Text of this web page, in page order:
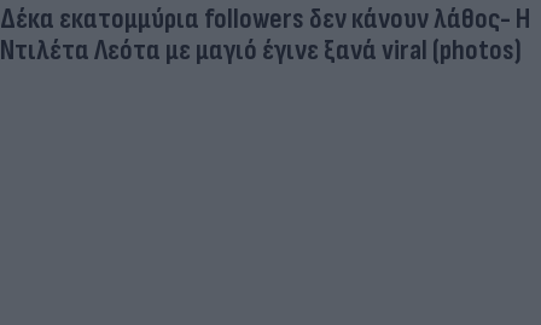
Δέκα εκατομμύρια followers δεν κάνουν λάθος- Η
Ντιλέτα Λεότα με μαγιό έγινε ξανά viral (photos)